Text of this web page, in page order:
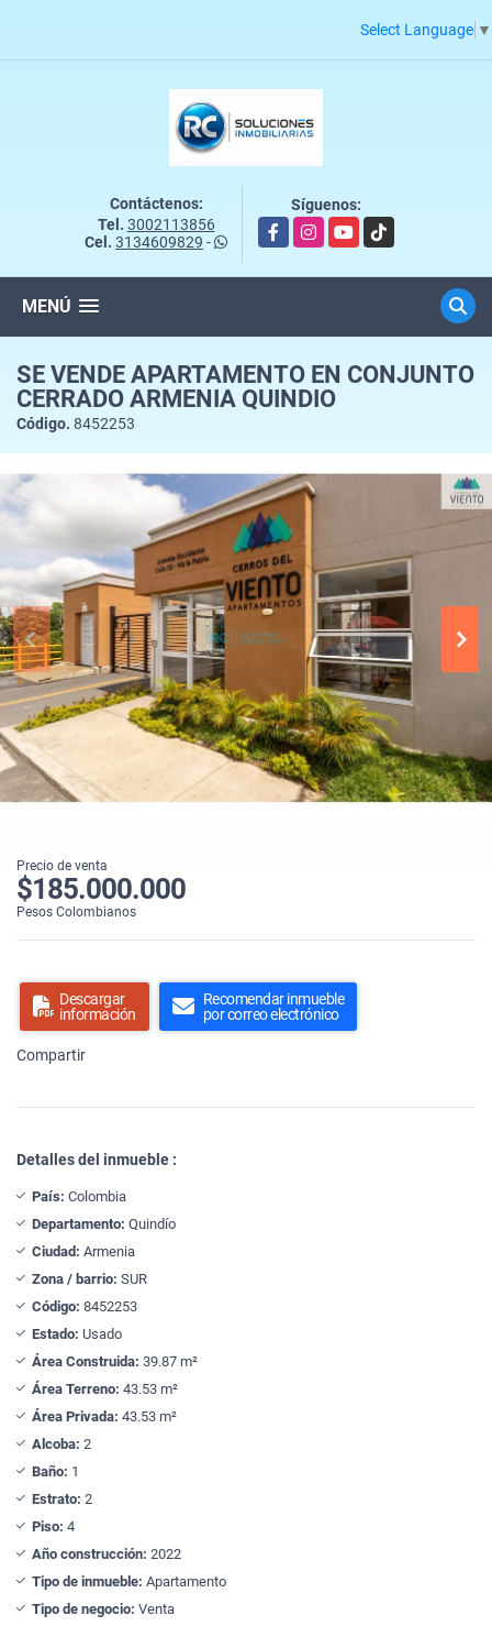
Select Language ▼
Contáctenos:
Tel. 3002113856
Cel. 3134609829 -
Síguenos:
FacebookInstagramYouTubeTikTok
MENÚ
SE VENDE APARTAMENTO EN CONJUNTO
CERRADO ARMENIA QUINDIO
Código. 8452253
Precio de venta
$185.000.000
Pesos Colombianos
Descargar
información
Recomendar inmueble
por correo electrónico
Compartir
Detalles del inmueble :
País: Colombia
Departamento: Quindío
Ciudad: Armenia
Zona / barrio: SUR
Código: 8452253
Estado: Usado
Área Construida: 39.87 m²
Área Terreno: 43.53 m²
Área Privada: 43.53 m²
Alcoba: 2
Baño: 1
Estrato: 2
Piso: 4
Año construcción: 2022
Tipo de inmueble: Apartamento
Tipo de negocio: Venta